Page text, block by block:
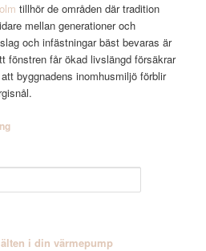
tillhör de områden där tradition
mellan generationer och
och infästningar bäst bevaras är
fönstren får ökad livslängd försäkrar
byggnadens inomhusmiljö förblir
i din värmepump